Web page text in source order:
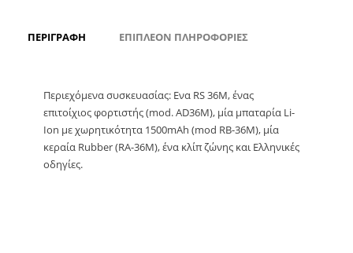
ΠΕΡΙΓΡΑΦΉ ΕΠΙΠΛΈΟΝ ΠΛΗΡΟΦΟΡΊΕΣ
Περιεχόμενα συσκευασίας: Ενα RS 36M, ένας
επιτοίχιος φορτιστής (mod. AD36M), μία μπαταρία Li-
Ion με χωρητικότητα 1500mAh (mod RB-36M), μία
κεραία Rubber (RA-36M), ένα κλίπ ζώνης και Ελληνικές
οδηγίες.